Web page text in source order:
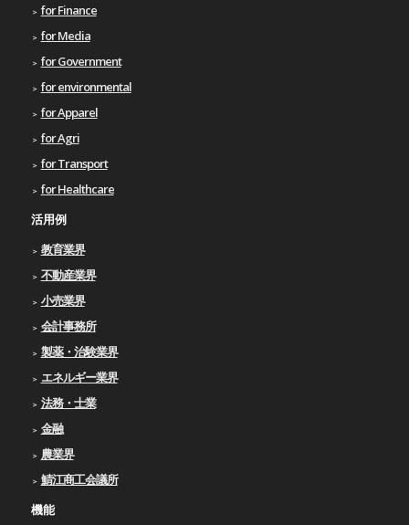
for Finance
for Media
for Government
for environmental
for Apparel
for Agri
for Transport
for Healthcare
活用例
教育業界
不動産業界
小売業界
会計事務所
製薬・治験業界
エネルギー業界
法務・士業
金融
農業界
鯖江商工会議所
機能